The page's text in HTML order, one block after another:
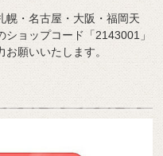
幌・名古屋・大阪・福岡天
ョップコード「2143001」
願いいたします。